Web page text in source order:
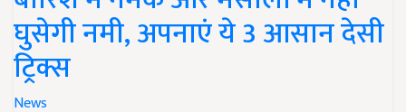
घुसेगी नमी, अपनाएं ये 3 आसान देसी
ट्रिक्स
News